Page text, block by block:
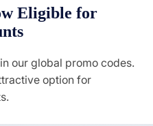
Eligible for
our global promo codes.
option for